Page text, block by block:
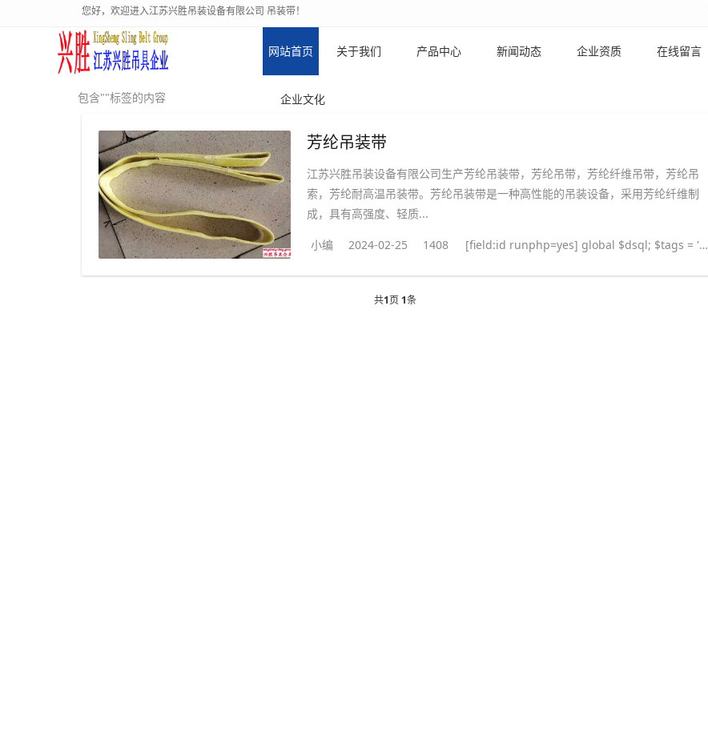
您好，欢迎进入江苏兴胜吊装设备有限公司 吊装带！
网站首页 关于我们 产品中心 新闻动态 企业资质 在线留言
企业文化
包含""标签的内容
芳纶吊装带
江苏兴胜吊装设备有限公司生产芳纶吊装带，芳纶吊带，芳纶纤维吊带，芳纶吊
索，芳纶耐高温吊装带。芳纶吊装带是一种高性能的吊装设备，采用芳纶纤维制
成，具有高强度、轻质...
小编 2024-02-25 1408 [field:id runphp=yes] global $dsql; $tags = ''; $query = "SELECT tag FROM `#@__taglist` WHERE aid='@me' "; $dsql->Execute('tag',$query); while($row = $dsql->GetArray('tag')) { $tags .= "#
共1页 1条